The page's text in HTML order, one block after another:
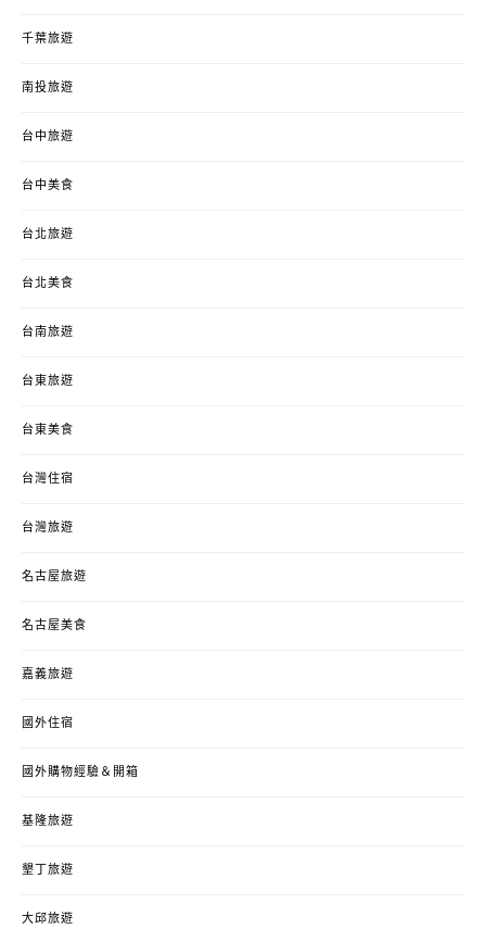
千葉旅遊
南投旅遊
台中旅遊
台中美食
台北旅遊
台北美食
台南旅遊
台東旅遊
台東美食
台灣住宿
台灣旅遊
名古屋旅遊
名古屋美食
嘉義旅遊
國外住宿
國外購物經驗＆開箱
基隆旅遊
墾丁旅遊
大邱旅遊